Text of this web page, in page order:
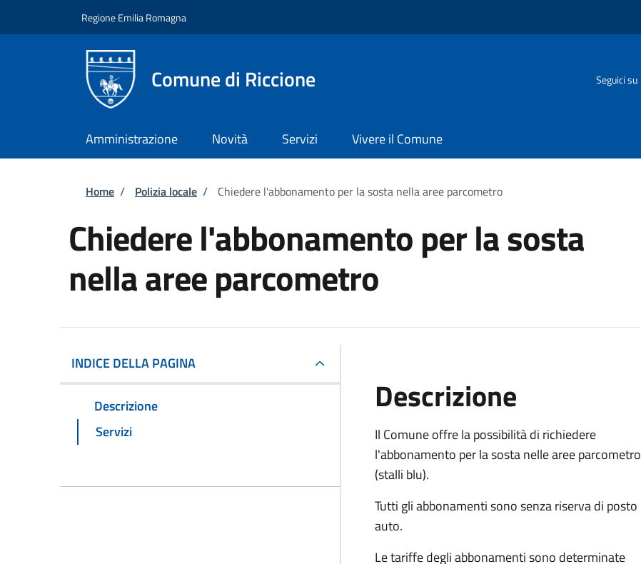
Regione Emilia Romagna
Comune di Riccione Seguici su
Amministrazione Novità Servizi Vivere il Comune
Briciole di pane
Home / Polizia locale / Chiedere l'abbonamento per la sosta nella aree parcometro
Chiedere l'abbonamento per la sosta
nella aree parcometro
INDICE DELLA PAGINA
Descrizione
Servizi
Descrizione
Il Comune offre la possibilità di richiedere
l'abbonamento per la sosta nelle aree parcometro
(stalli blu).
Tutti gli abbonamenti sono senza riserva di posto
auto.
Le tariffe degli abbonamenti sono determinate